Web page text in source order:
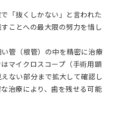
「抜くしかない」と言われた
ことへの最大限の努力を惜し
管（根管）の中を精密に治療
マイクロスコープ（手術用顕
ない部分まで拡大して確認し
治療により、歯を残せる可能